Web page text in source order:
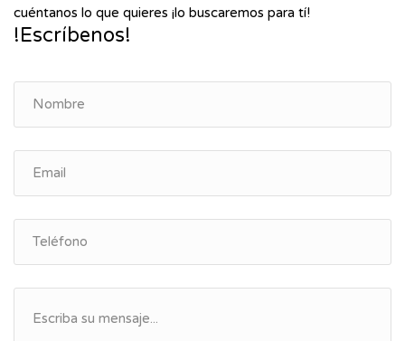
cuéntanos lo que quieres ¡lo buscaremos para tí!
!Escríbenos!